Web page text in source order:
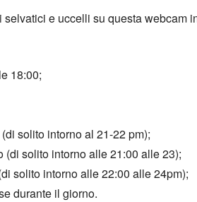
e uccelli su questa webcam
18:00;
solito intorno al 21-22 pm);
solito intorno alle 21:00 alle 23);
solito intorno alle 22:00 alle 24pm);
durante il giorno.